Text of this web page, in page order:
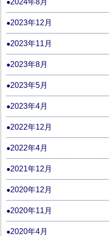
2023年12月
2023年11月
2023年8月
2023年5月
2023年4月
2022年12月
2022年4月
2021年12月
2020年12月
2020年11月
2020年4月